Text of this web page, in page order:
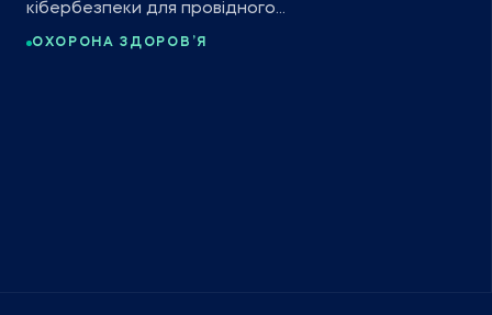
кібербезпеки для провідного
українського медичного провайдера.
ОХОРОНА ЗДОРОВ’Я